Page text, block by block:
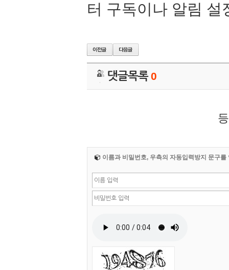
터 구독이나 알림 설
댓글목록0
이름과 비밀번호, 우측의 자동입력방지 문구를